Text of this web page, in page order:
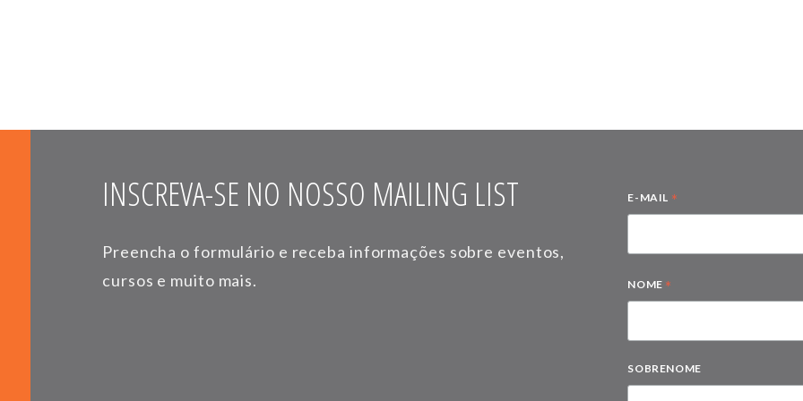
INSCREVA-SE NO NOSSO MAILING LIST
Preencha o formulário e receba informações sobre eventos,
cursos e muito mais.
E-MAIL *
NOME *
SOBRENOME